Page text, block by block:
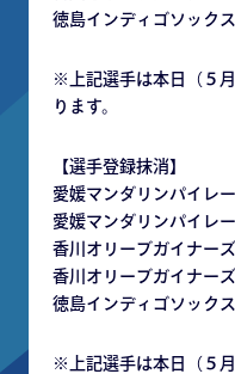
徳島インディゴソック
※上記選手は本日（５
ります。
【選手登録抹消】
愛媛マンダリンパイレ
愛媛マンダリンパイレ
香川オリーブガイナー
香川オリーブガイナー
徳島インディゴソック
※上記選手は本日（５